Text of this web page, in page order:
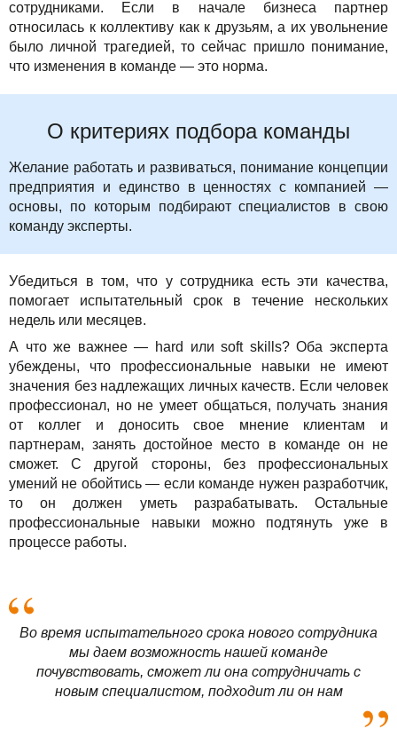
сотрудниками. Если в начале бизнеса партнер
относилась к коллективу как к друзьям, а их увольнение
было личной трагедией, то сейчас пришло понимание,
что изменения в команде — это норма.
О критериях подбора команды
Желание работать и развиваться, понимание концепции
предприятия и единство в ценностях с компанией —
основы, по которым подбирают специалистов в свою
команду эксперты.
Убедиться в том, что у сотрудника есть эти качества,
помогает испытательный срок в течение нескольких
недель или месяцев.
А что же важнее — hard или soft skills? Оба эксперта
убеждены, что профессиональные навыки не имеют
значения без надлежащих личных качеств. Если человек
профессионал, но не умеет общаться, получать знания
от коллег и доносить свое мнение клиентам и
партнерам, занять достойное место в команде он не
сможет. С другой стороны, без профессиональных
умений не обойтись — если команде нужен разработчик,
то он должен уметь разрабатывать. Остальные
профессиональные навыки можно подтянуть уже в
процессе работы.
Во время испытательного срока нового сотрудника
мы даем возможность нашей команде
почувствовать, сможет ли она сотрудничать с
новым специалистом, подходит ли он нам